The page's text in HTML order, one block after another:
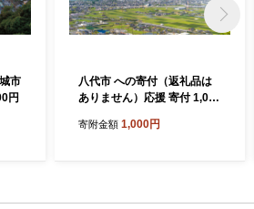
市
円
八代市 への寄付（返礼品は
ありません）応援 寄付 1,000
寄附金額 1,000円